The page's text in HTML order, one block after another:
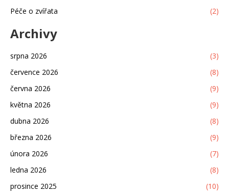
Péče o zvířata
(2)
Archivy
srpna 2026
(3)
července 2026
(8)
června 2026
(9)
května 2026
(9)
dubna 2026
(8)
března 2026
(9)
února 2026
(7)
ledna 2026
(8)
prosince 2025
(10)